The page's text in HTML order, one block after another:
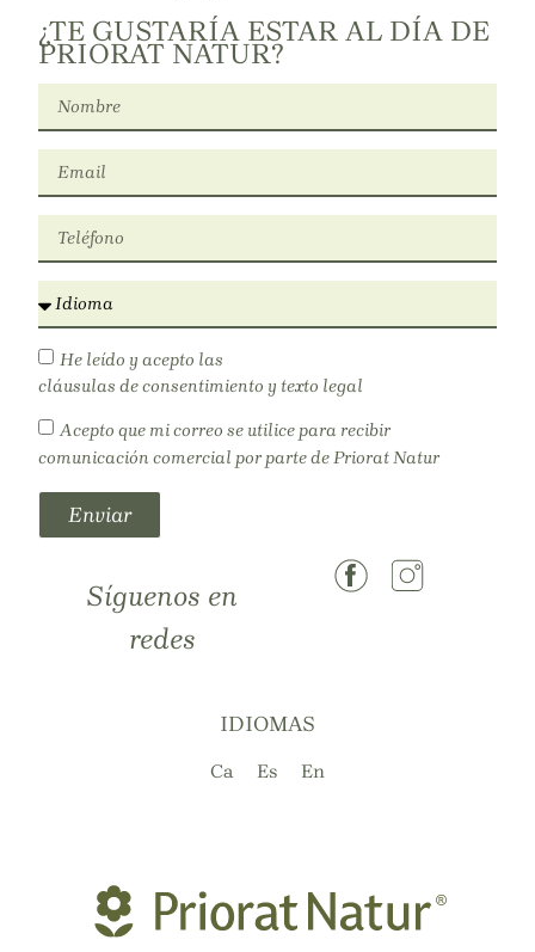
¿TE GUSTARÍA ESTAR AL DÍA DE
PRIORAT NATUR?
He leído y acepto las
cláusulas de consentimiento y texto legal
Acepto que mi correo se utilice para recibir
comunicación comercial por parte de Priorat Natur
Enviar
Síguenos en
redes
IDIOMAS
Ca Es En